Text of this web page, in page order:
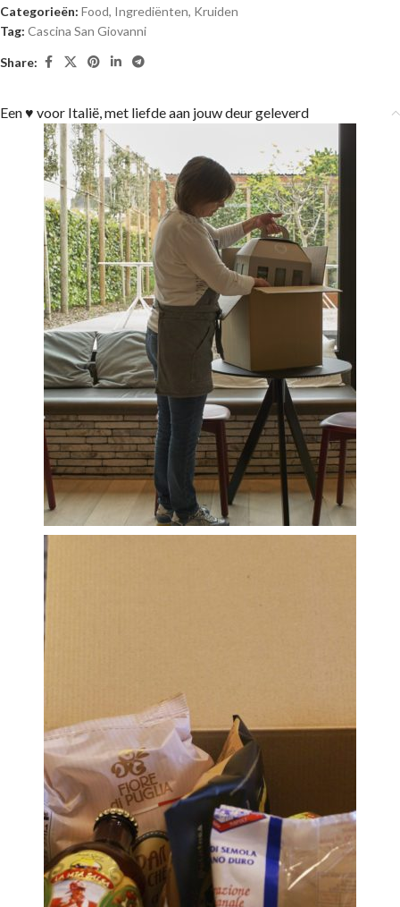
Categorieën: Food, Ingrediënten, Kruiden
Tag: Cascina San Giovanni
Share:
Een ♥ voor Italië, met liefde aan jouw deur geleverd